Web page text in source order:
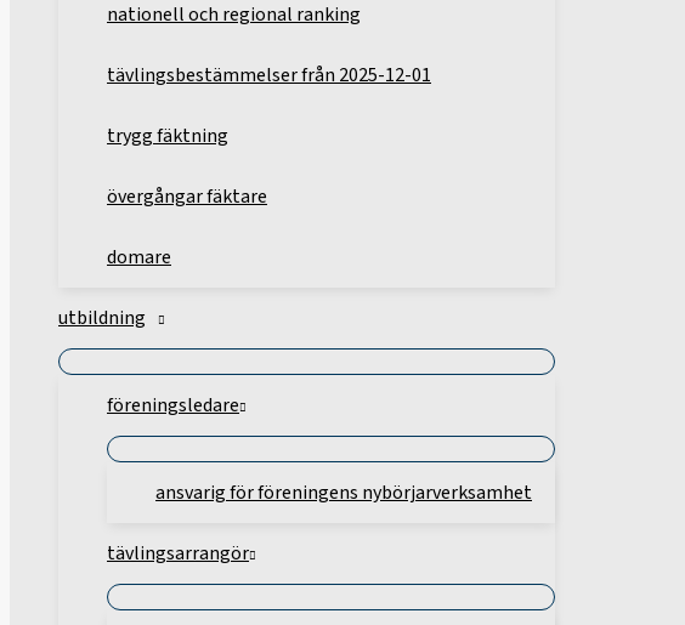
nationell och regional ranking
tävlingsbestämmelser från 2025-12-01
trygg fäktning
övergångar fäktare
domare
utbildning
föreningsledare
ansvarig för föreningens nybörjarverksamhet
tävlingsarrangör